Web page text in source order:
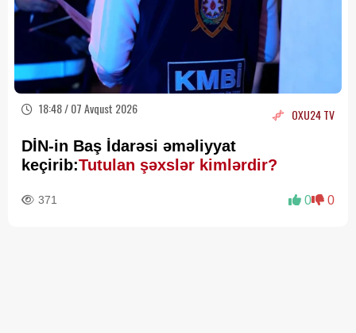
18:48 / 07 Avqust 2026 OXU24 TV
DİN-in Baş İdarəsi əməliyyat
keçirib:Tutulan şəxslər kimlərdir?
371 0 0